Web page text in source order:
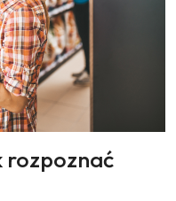
rozpoznać